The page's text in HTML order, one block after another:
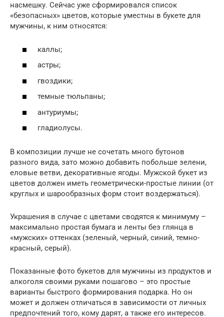
насмешку. Сейчас уже сформировался список
«безопасных» цветов, которые уместны в букете для
мужчины, к ним относятся:
каллы;
астры;
гвоздики;
темные тюльпаны;
антуриумы;
гладиолусы.
В композиции лучше не сочетать много бутонов
разного вида, зато можно добавить побольше зелени,
еловые ветви, декоративные ягоды. Мужской букет из
цветов должен иметь геометрически-простые линии (от
круглых и шарообразных форм стоит воздержаться).
Украшения в случае с цветами сводятся к минимуму –
максимально простая бумага и ленты без глянца в
«мужских» оттенках (зеленый, черный, синий, темно-
красный, серый).
Показанные фото букетов для мужчины из продуктов и
алкоголя своими руками пошагово – это простые
варианты быстрого формирования подарка. Но он
может и должен отличаться в зависимости от личных
предпочтений того, кому дарят, а также его интересов.